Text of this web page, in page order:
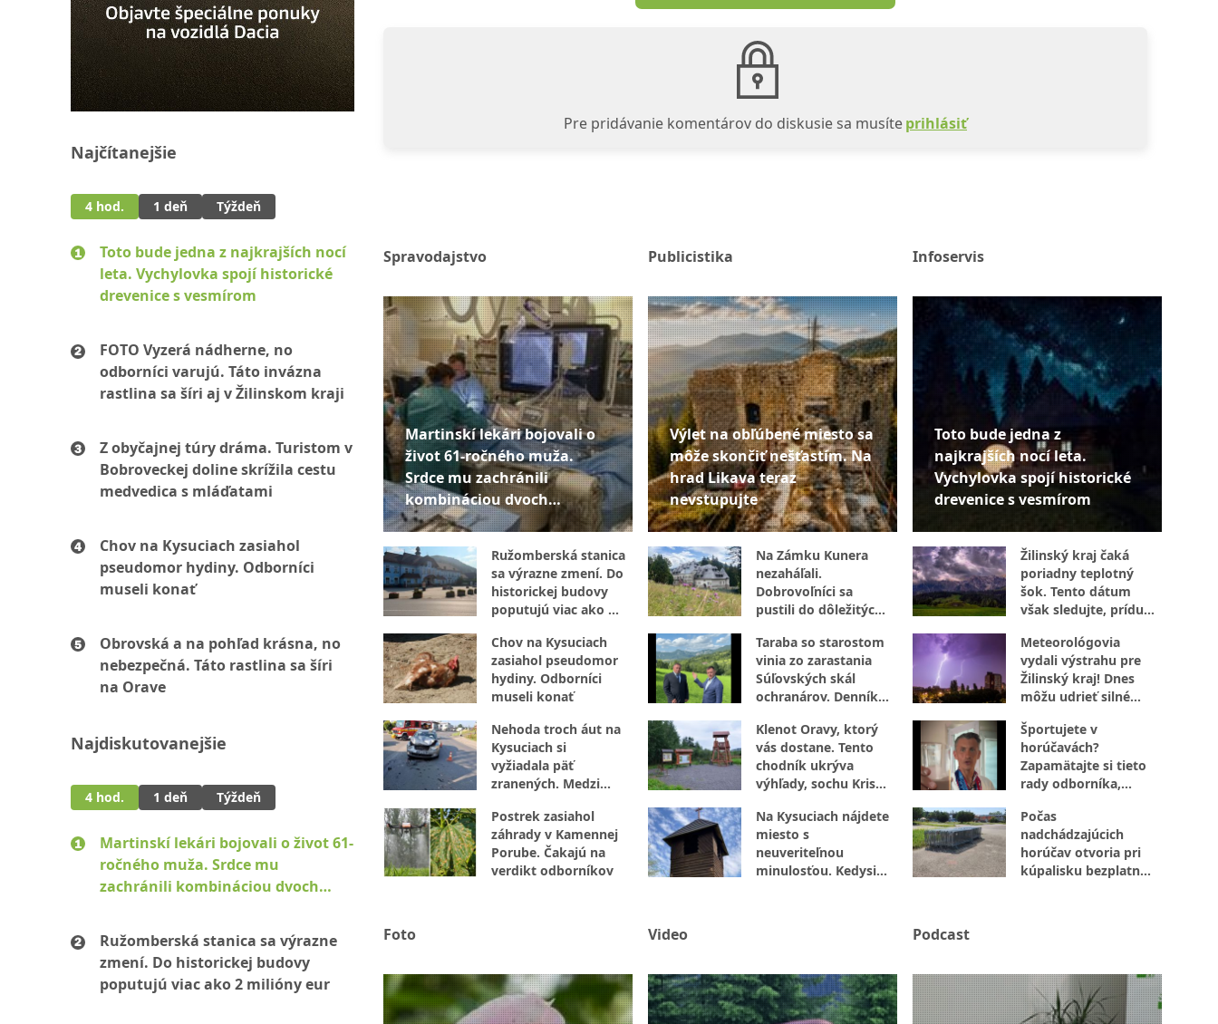
Najčítanejšie
4 hod. 1 deň Týždeň
Toto bude jedna z najkrajších nocí
leta. Vychylovka spojí historické
drevenice s vesmírom
FOTO Vyzerá nádherne, no
odborníci varujú. Táto invázna
rastlina sa šíri aj v Žilinskom kraji
Z obyčajnej túry dráma. Turistom v
Bobroveckej doline skrížila cestu
medvedica s mláďatami
Chov na Kysuciach zasiahol
pseudomor hydiny. Odborníci
museli konať
Obrovská a na pohľad krásna, no
nebezpečná. Táto rastlina sa šíri
na Orave
Najdiskutovanejšie
4 hod. 1 deň Týždeň
Martinskí lekári bojovali o život 61-
ročného muža. Srdce mu
zachránili kombináciou dvoch
Ružomberská stanica sa výrazne
zmení. Do historickej budovy
poputujú viac ako 2 milióny eur
Pre pridávanie komentárov do diskusie sa musíteprihlásiť
Spravodajstvo
Martinskí lekári bojovali o
život 61-ročného muža.
Srdce mu zachránili
kombináciou dvoch
špičkových metód
Ružomberská stanica
sa výrazne zmení. Do
historickej budovy
poputujú viac ako 2
Chov na Kysuciach
zasiahol pseudomor
hydiny. Odborníci
museli konať
Nehoda troch áut na
Kysuciach si
vyžiadala päť
zranených. Medzi
Postrek zasiahol
záhrady v Kamennej
Porube. Čakajú na
verdikt odborníkov
Publicistika
Výlet na obľúbené miesto sa
môže skončiť nešťastím. Na
hrad Likava teraz
nevstupujte
Na Zámku Kunera
nezaháľali.
Dobrovoľníci sa
pustili do dôležitých
Taraba so starostom
vinia zo zarastania
Súľovských skál
ochranárov. Denník
Klenot Oravy, ktorý
vás dostane. Tento
chodník ukrýva
výhľady, sochu Krista
Na Kysuciach nájdete
miesto s
neuveriteľnou
minulosťou. Kedysi
Infoservis
Toto bude jedna z
najkrajších nocí leta.
Vychylovka spojí historické
drevenice s vesmírom
Žilinský kraj čaká
poriadny teplotný
šok. Tento dátum
však sledujte, prídu
Meteorológovia
vydali výstrahu pre
Žilinský kraj! Dnes
môžu udrieť silné
krúpami
Športujete v
horúčavách?
Zapamätajte si tieto
rady odborníka,
Počas
nadchádzajúcich
horúčav otvoria pri
kúpalisku bezplatné
Foto Video Podcast